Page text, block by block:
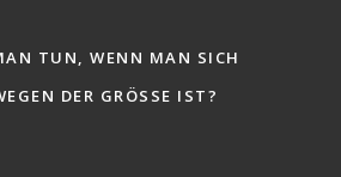
TUN, WENN MAN SICH
DER GRÖSSE IST?